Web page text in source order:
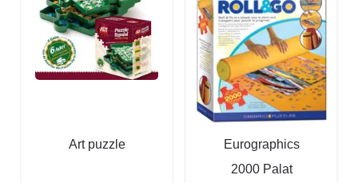
Art puzzle
Eurographics
2000 Palat